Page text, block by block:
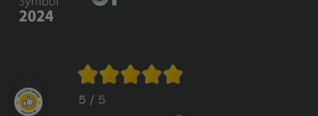
5 / 5